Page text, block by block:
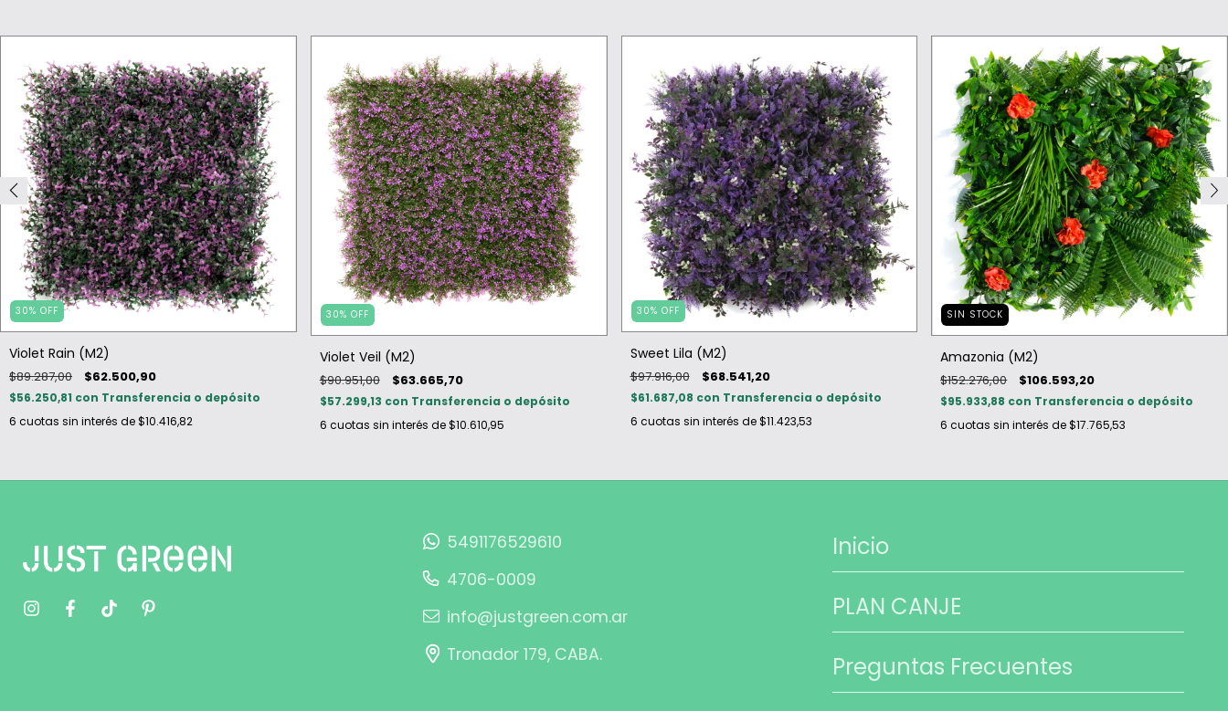
30% OFF
Violet Rain (M2)
$89.287,00 $62.500,90
$56.250,81 con Transferencia o depósito
6 cuotas sin interés de$10.416,82
30% OFF
Violet Veil (M2)
$90.951,00 $63.665,70
$57.299,13 con Transferencia o depósito
6 cuotas sin interés de$10.610,95
30% OFF
Sweet Lila (M2)
$97.916,00 $68.541,20
$61.687,08 con Transferencia o depósito
6 cuotas sin interés de$11.423,53
SIN STOCK
Amazonia (M2)
$152.276,00 $106.593,20
$95.933,88 con Transferencia o depósito
6 cuotas sin interés de$17.765,53
5491176529610
4706-0009
info@justgreen.com.ar
Tronador 179, CABA.
Inicio
PLAN CANJE
Preguntas Frecuentes